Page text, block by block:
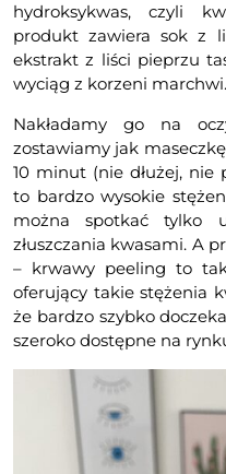
hydroksykwas, czyli
produkt zawiera sok z
ekstrakt z liści pieprzu
wyciąg z korzeni marchwi.
Nakładamy go na
zostawiamy jak
10 minut (nie dłużej, nie
to bardzo wysokie
można spotkać tylko
złuszczania kwasami. A
– krwawy peeling to
oferujący takie stężenia
że bardzo szybko
szeroko dostępne na